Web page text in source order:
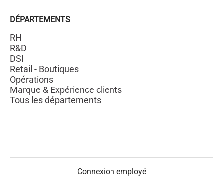
DÉPARTEMENTS
RH
R&D
DSI
Retail - Boutiques
Opérations
Marque & Expérience clients
Tous les départements
Connexion employé